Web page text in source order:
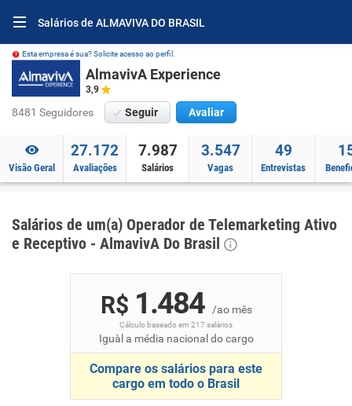
Salários de ALMAVIVA DO BRASIL
Esta empresa é sua? Solicite acesso ao perfil.
AlmavivA Experience
3,9
8481 Seguidores Seguir Avaliar
Visão Geral
27.172
Avaliações
7.987
Salários
3.547
Vagas
49
Entrevistas
Salários de um(a) Operador de Telemarketing Ativo
e Receptivo - AlmavivA Do Brasil
R$ 1.484 /ao mês
Cálculo baseado em 217 salários
Iguàl a média nacional do cargo
Compare os salários para este
cargo em todo o Brasil